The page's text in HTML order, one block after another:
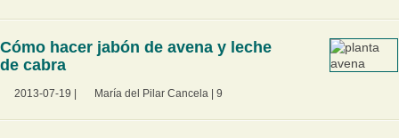
Cómo hacer jabón de avena y leche
de cabra
2013-07-19 María del Pilar Cancela 9